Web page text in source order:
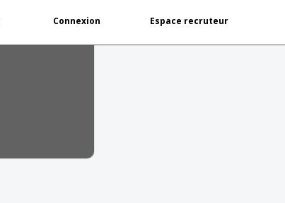
Connexion Espace recruteur